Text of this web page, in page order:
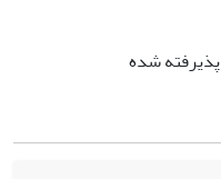
پذیرفته شده